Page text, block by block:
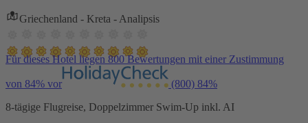
Griechenland - Kreta - Analipsis
Für dieses Hotel liegen 800 Bewertungen mit einer Zustimmung
von 84% vor (800) 84%
8-tägige Flugreise, Doppelzimmer Swim-Up inkl. AI